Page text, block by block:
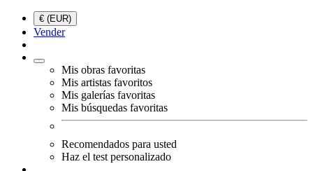
€ (EUR)
Vender
Mis obras favoritas
Mis artistas favoritos
Mis galerías favoritas
Mis búsquedas favoritas
Recomendados para usted
Haz el test personalizado